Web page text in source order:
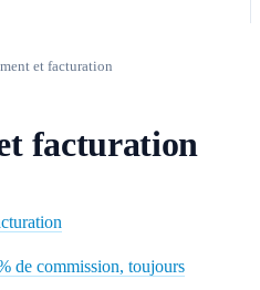
et facturation
facturation
de commission, toujours